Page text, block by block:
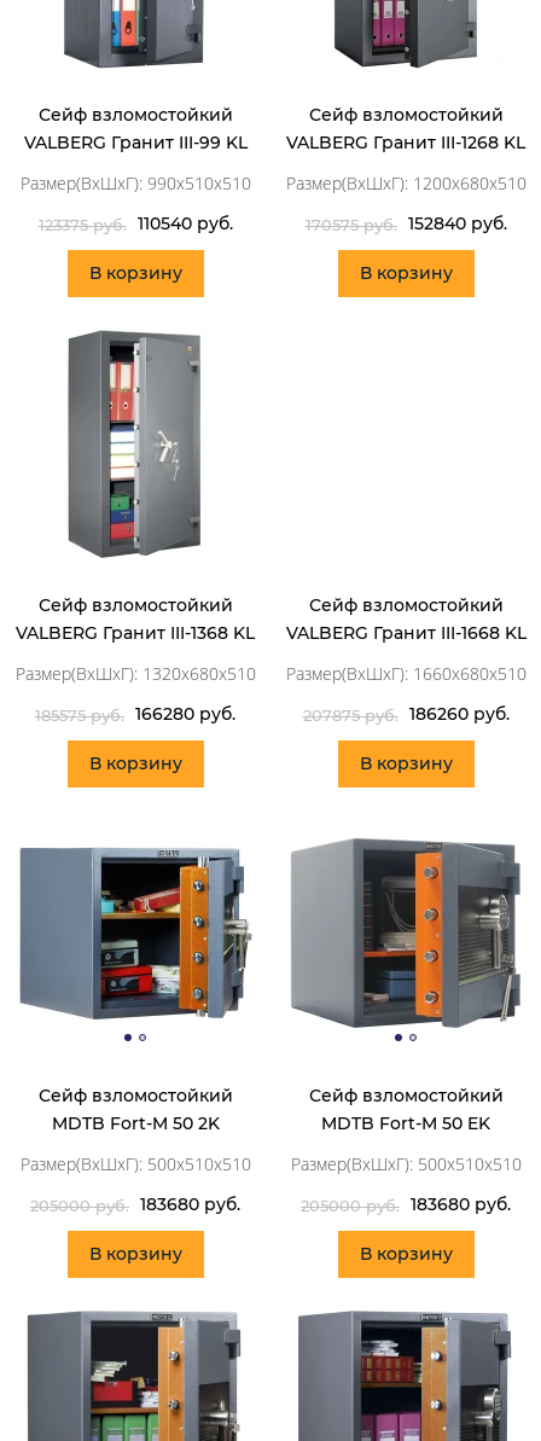
Сейф взломостойкий
VALBERG Гранит III-99 KL
Размер(ВхШхГ): 990x510x510
123375 руб. 110540 руб.
В корзину
Сейф взломостойкий
VALBERG Гранит III-1268 KL
Размер(ВхШхГ): 1200x680x510
170575 руб. 152840 руб.
В корзину
Сейф взломостойкий
VALBERG Гранит III-1368 KL
Размер(ВхШхГ): 1320x680x510
185575 руб. 166280 руб.
В корзину
Сейф взломостойкий
VALBERG Гранит III-1668 KL
Размер(ВхШхГ): 1660x680x510
207875 руб. 186260 руб.
В корзину
Сейф взломостойкий
MDTB Fort-M 50 2K
Размер(ВхШхГ): 500x510x510
205000 руб. 183680 руб.
В корзину
Сейф взломостойкий
MDTB Fort-M 50 EK
Размер(ВхШхГ): 500x510x510
205000 руб. 183680 руб.
В корзину